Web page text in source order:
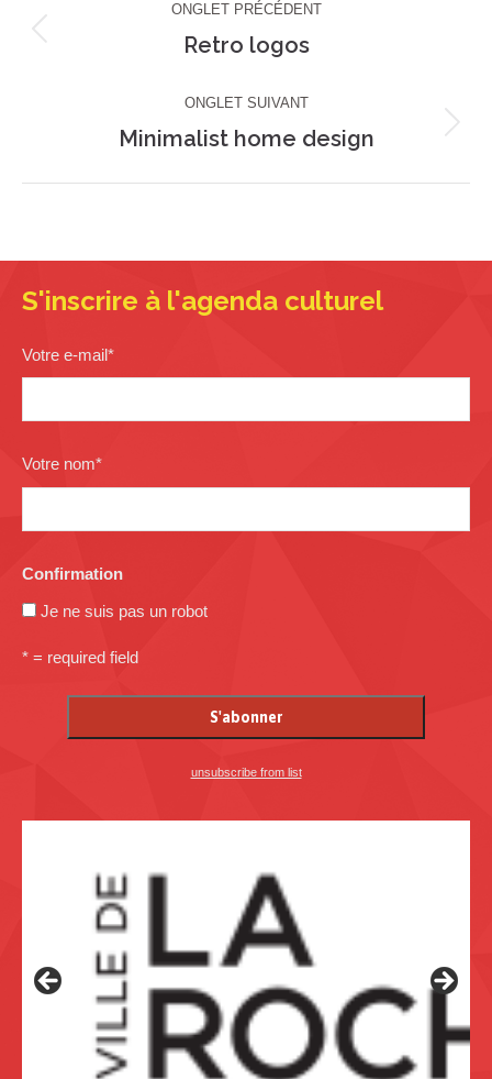
de
commentaire
ONGLET PRÉCÉDENT
Onglet
Retro logos
ONGLET SUIVANT
Projets
Minimalist home design
S'inscrire à l'agenda culturel
Votre e-mail*
Votre nom*
Confirmation
Je ne suis pas un robot
* = required field
unsubscribe from list